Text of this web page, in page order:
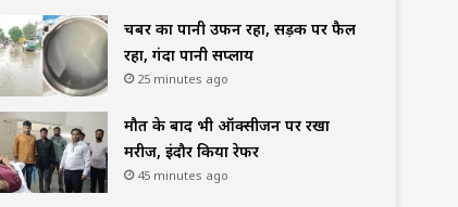
चैंबर का पानी उफन रहा, सड़क पर फैल
रहा, गंदा पानी सप्लाय
25 minutes ago
मौत के बाद भी ऑक्सीजन पर रखा
मरीज, इंदौर किया रेफर
45 minutes ago